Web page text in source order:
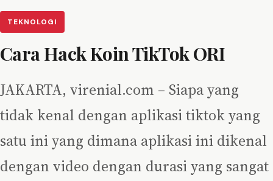
TEKNOLOGI
Cara Hack Koin TikTok ORI
JAKARTA, virenial.com – Siapa yang
tidak kenal dengan aplikasi tiktok yang
satu ini yang dimana aplikasi ini dikenal
dengan video dengan durasi yang sangat